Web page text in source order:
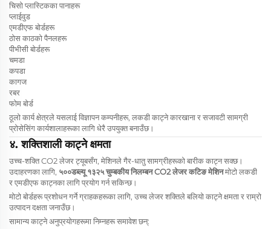
चिसो प्लास्टिकका पानाहरू
प्लाईवुड
एमडीएफ बोर्डहरू
ठोस काठको पैनलहरू
पीभीसी बोर्डहरू
चमडा
कपडा
कागज
रबर
फोम बोर्ड
ठूलो कार्य क्षेत्रले यसलाई विज्ञापन कम्पनीहरू, लकडी काट्ने कारखाना र सजावटी सामग्री
प्रोसेसिंग कार्यशालाहरूका लागि धेरै उपयुक्त बनाउँछ।
४. शक्तिशाली काट्ने क्षमता
उच्च-शक्ति CO2 लेजर ट्यूबसँग, मेशिनले गैर-धातु सामग्रीहरूको बारीक काट्न सक्छ।
उदाहरणका लागि, ५००डब्ल्यू १३२५ चुम्बकीय निलम्बन CO2 लेजर कटिङ मेशिनमोटो लकडी
र एमडीएफ काट्नका लागि प्रयोग गर्न सकिन्छ।
मोटो बोर्डहरू प्रशोधन गर्ने ग्राहकहरूका लागि, उच्च लेजर शक्तिले बलियो काट्ने क्षमता र राम्रो
उत्पादन दक्षता जनाउँछ।
सामान्य काट्ने अनुप्रयोगहरूमा निम्नहरू समावेश छन्: